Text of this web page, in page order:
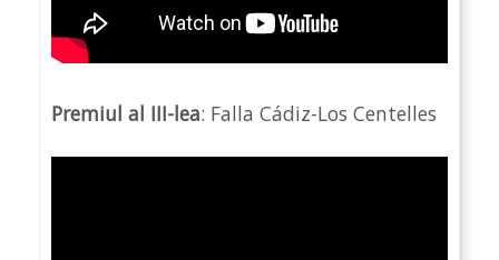
Premiul al III-lea: Falla Cádiz-Los Centelles